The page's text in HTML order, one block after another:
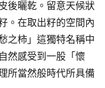
後曬乾。留意天候狀
。在取出籽的空間內
之柿」這獨特名稱中
然感受到一股「懷
所當然般時代所具備